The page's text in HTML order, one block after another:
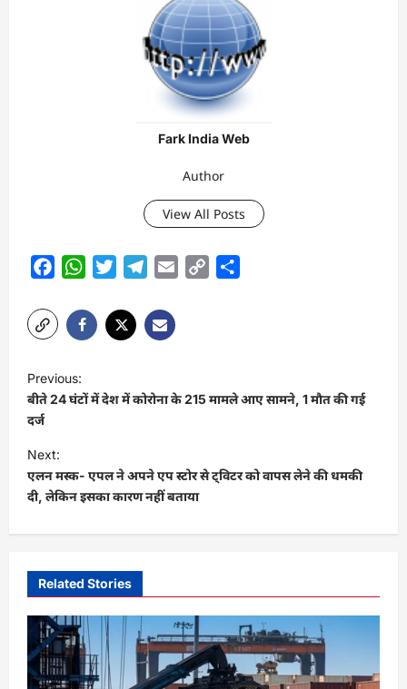
Fark India Web
Author
View All Posts
FacebookWhatsAppTwitterTelegram
Email
Copy
o
s
t
n
a
v
g
a
t
i
Previous:
बीते 24 घंटों में देश में कोरोना के 215 मामले आए सामने, 1 मौत की गई
दर्ज
Next:
एलन मस्क- एपल ने अपने एप स्टोर से ट्विटर को वापस लेने की धमकी
दी, लेकिन इसका कारण नहीं बताया
Related Stories